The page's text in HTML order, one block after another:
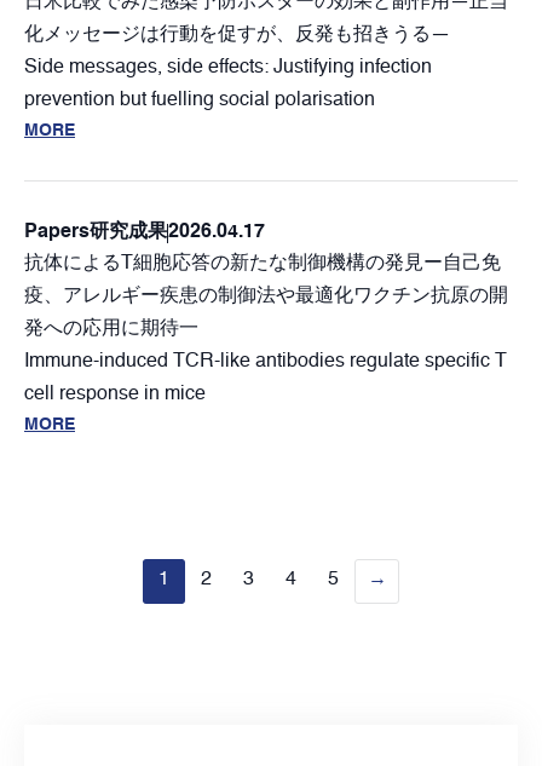
化メッセージは行動を促すが、反発も招きうる—
Side messages, side effects: Justifying infection
prevention but fuelling social polarisation
MORE
Papers研究成果2026.04.17
抗体によるT細胞応答の新たな制御機構の発見ー自己免
疫、アレルギー疾患の制御法や最適化ワクチン抗原の開
発への応用に期待一
Immune-induced TCR-like antibodies regulate specific T
cell response in mice
MORE
1 2 3 4 5